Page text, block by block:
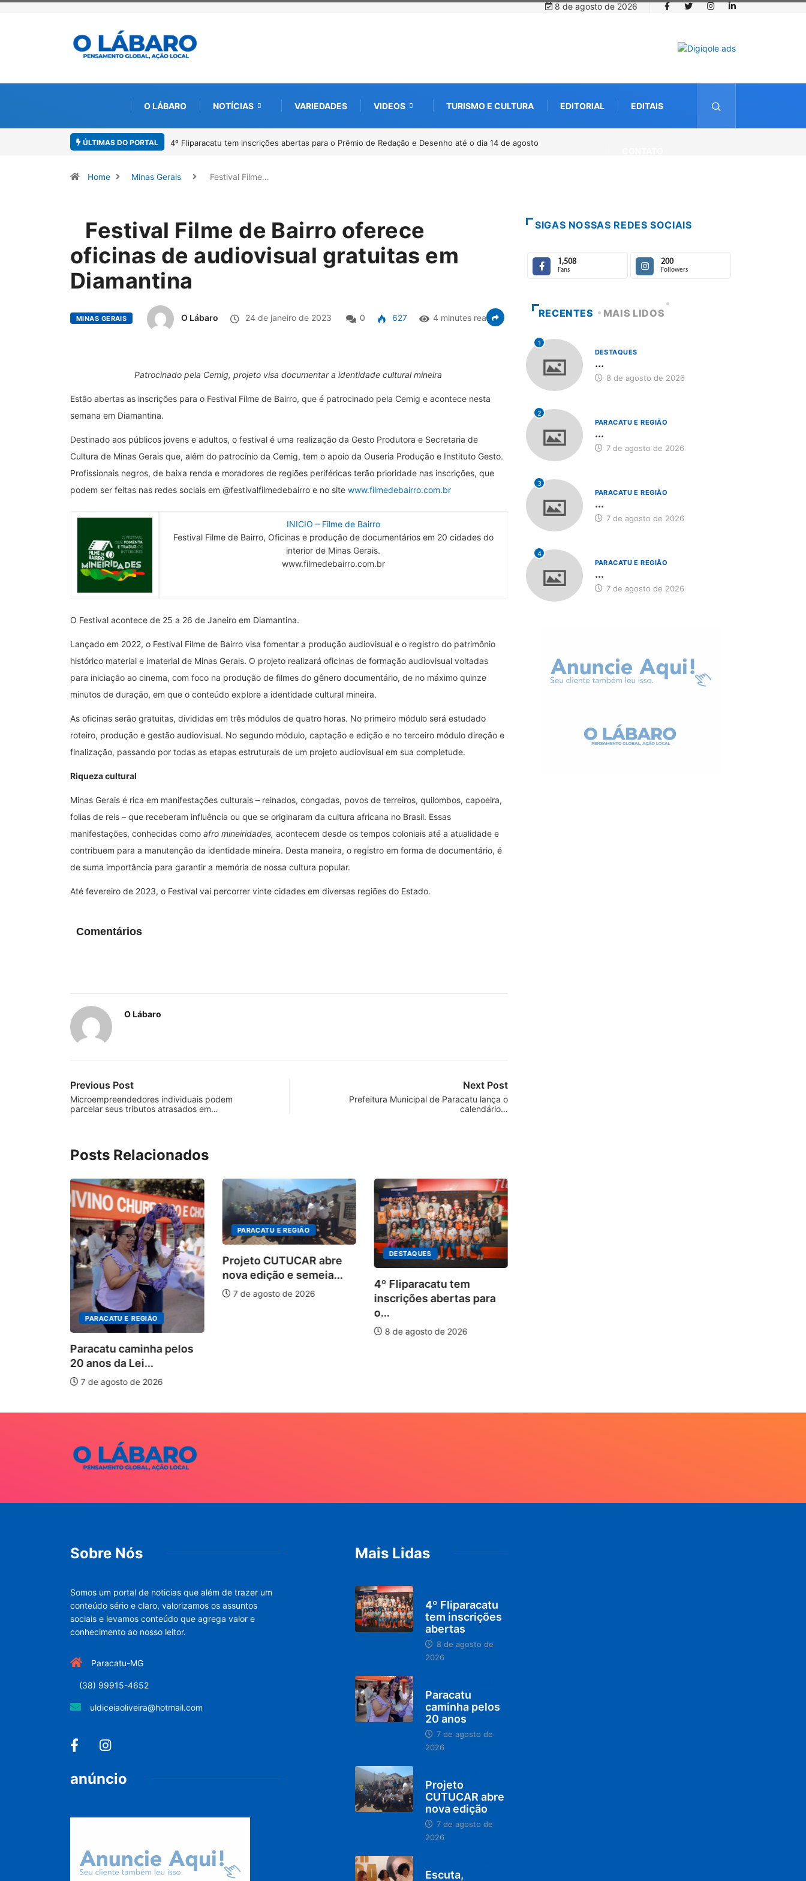
8 de agosto de 2026
O LÁBARO NOTÍCIAS VARIEDADES VIDEOS TURISMO E CULTURA EDITORIAL EDITAIS
ÚLTIMAS DO PORTAL
abertas para o Prêmio de Redação e Desenho até o dia 14 de agostoParacatu caminha pelos 20 anos da Lei Maria da Penha
Home Minas Gerais Festival Filme…
Festival Filme de Bairro oferece
oficinas de audiovisual gratuitas em
Diamantina
MINAS GERAIS O Lábaro 24 de janeiro de 2023 0 627 4 minutes read
Patrocinado pela Cemig, projeto visa documentar a identidade cultural mineira
Estão abertas as inscrições para o Festival Filme de Bairro, que é patrocinado pela Cemig e acontece nesta
semana em Diamantina.
Destinado aos públicos jovens e adultos, o festival é uma realização da Gesto Produtora e Secretaria de
Cultura de Minas Gerais que, além do patrocínio da Cemig, tem o apoio da Ouseria Produção e Instituto Gesto.
Profissionais negros, de baixa renda e moradores de regiões periféricas terão prioridade nas inscrições, que
podem ser feitas nas redes sociais em @festivalfilmedebairro e no site www.filmedebairro.com.br
INICIO – Filme de Bairro
Festival Filme de Bairro, Oficinas e produção de documentários em 20 cidades do
interior de Minas Gerais.
www.filmedebairro.com.br
O Festival acontece de 25 a 26 de Janeiro em Diamantina.
Lançado em 2022, o Festival Filme de Bairro visa fomentar a produção audiovisual e o registro do patrimônio
histórico material e imaterial de Minas Gerais. O projeto realizará oficinas de formação audiovisual voltadas
para iniciação ao cinema, com foco na produção de filmes do gênero documentário, de no máximo quinze
minutos de duração, em que o conteúdo explore a identidade cultural mineira.
As oficinas serão gratuitas, divididas em três módulos de quatro horas. No primeiro módulo será estudado
roteiro, produção e gestão audiovisual. No segundo módulo, captação e edição e no terceiro módulo direção e
finalização, passando por todas as etapas estruturais de um projeto audiovisual em sua completude.
Riqueza cultural
Minas Gerais é rica em manifestações culturais – reinados, congadas, povos de terreiros, quilombos, capoeira,
folias de reis – que receberam influência ou que se originaram da cultura africana no Brasil. Essas
manifestações, conhecidas como afro mineiridades, acontecem desde os tempos coloniais até a atualidade e
contribuem para a manutenção da identidade mineira. Desta maneira, o registro em forma de documentário, é
de suma importância para garantir a memória de nossa cultura popular.
Até fevereiro de 2023, o Festival vai percorrer vinte cidades em diversas regiões do Estado.
Comentários
O Lábaro
Previous Post
Microempreendedores individuais podem
parcelar seus tributos atrasados em…
Next Post
Prefeitura Municipal de Paracatu lança o
calendário…
Posts Relacionados
PARACATU E REGIÃO
Paracatu caminha pelos
20 anos da Lei...
7 de agosto de 2026
PARACATU E REGIÃO
Projeto CUTUCAR abre
nova edição e semeia...
7 de agosto de 2026
DESTAQUES
4º Fliparacatu tem
inscrições abertas para
o...
8 de agosto de 2026
SIGAS NOSSAS REDES SOCIAIS
1,508
Fans
200
Followers
RECENTES MAIS LIDOS
1
DESTAQUES
...
8 de agosto de 2026
2
PARACATU E REGIÃO
...
7 de agosto de 2026
3
PARACATU E REGIÃO
...
7 de agosto de 2026
4
PARACATU E REGIÃO
...
7 de agosto de 2026
Sobre Nós
Somos um portal de noticias que além de trazer um
conteúdo sério e claro, valorizamos os assuntos
sociais e levamos conteúdo que agrega valor e
conhecimento ao nosso leitor.
Paracatu-MG
(38) 99915-4652
uldiceiaoliveira@hotmail.com
anúncio
Mais Lidas
4º Fliparacatu
tem inscrições
abertas
8 de agosto de
2026
Paracatu
caminha pelos
20 anos
7 de agosto de
2026
Projeto
CUTUCAR abre
nova edição
7 de agosto de
2026
Escuta,